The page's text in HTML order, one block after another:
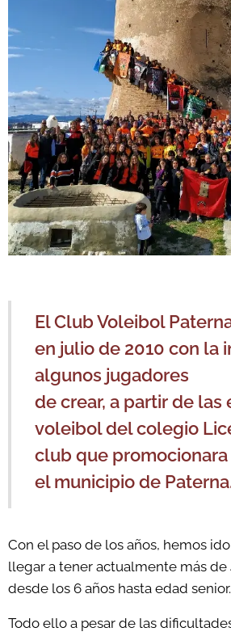
El Club Voleibol
en julio de 2010 con la
algunos jugadores
de crear, a partir de las
voleibol del colegio
club que
el municipio de
Con el paso de los años, hemos
llegar a tener actualmente más de
desde los 6 años hasta edad senior.
Todo ello a pesar de las